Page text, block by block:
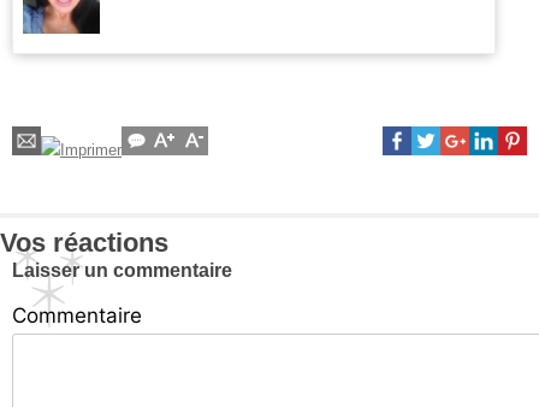
Vos réactions
Laisser un commentaire
Commentaire